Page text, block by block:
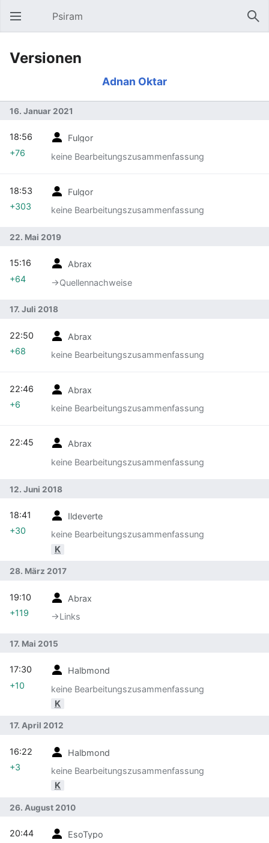
Hauptmenü öffnen Psiram
Versionen
Adnan Oktar
16. Januar 2021
Fulgor
keine Bearbeitungszusammenfassung
18:56
+76
Fulgor
keine Bearbeitungszusammenfassung
18:53
+303
22. Mai 2019
Abrax
→‎Quellennachweise
15:16
+64
17. Juli 2018
Abrax
keine Bearbeitungszusammenfassung
22:50
+68
Abrax
keine Bearbeitungszusammenfassung
22:46
+6
Abrax
keine Bearbeitungszusammenfassung
22:45
12. Juni 2018
Ildeverte
keine Bearbeitungszusammenfassung
K
18:41
+30
28. März 2017
Abrax
→‎Links
19:10
+119
17. Mai 2015
Halbmond
keine Bearbeitungszusammenfassung
K
17:30
+10
17. April 2012
Halbmond
keine Bearbeitungszusammenfassung
K
16:22
+3
26. August 2010
EsoTypo
20:44